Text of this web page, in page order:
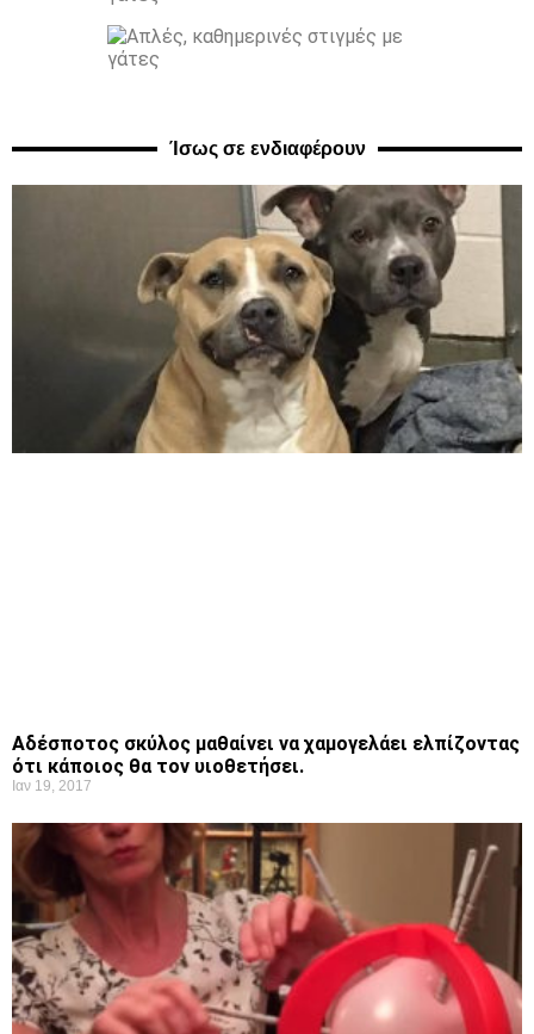
Ίσως σε ενδιαφέρουν
Αδέσποτος σκύλος μαθαίνει να χαμογελάει ελπίζοντας
ότι κάποιος θα τον υιοθετήσει.
Ιαν 19, 2017